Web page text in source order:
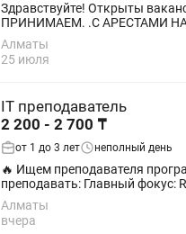
Здравствуйте! Открыты вакансии на позицию
Алматы
25 июля
IT преподаватель
2 200 - 2 700 ₸
от 1 до 3 лет неполный день
🔥 Ищем преподавателя
Алматы
вчера